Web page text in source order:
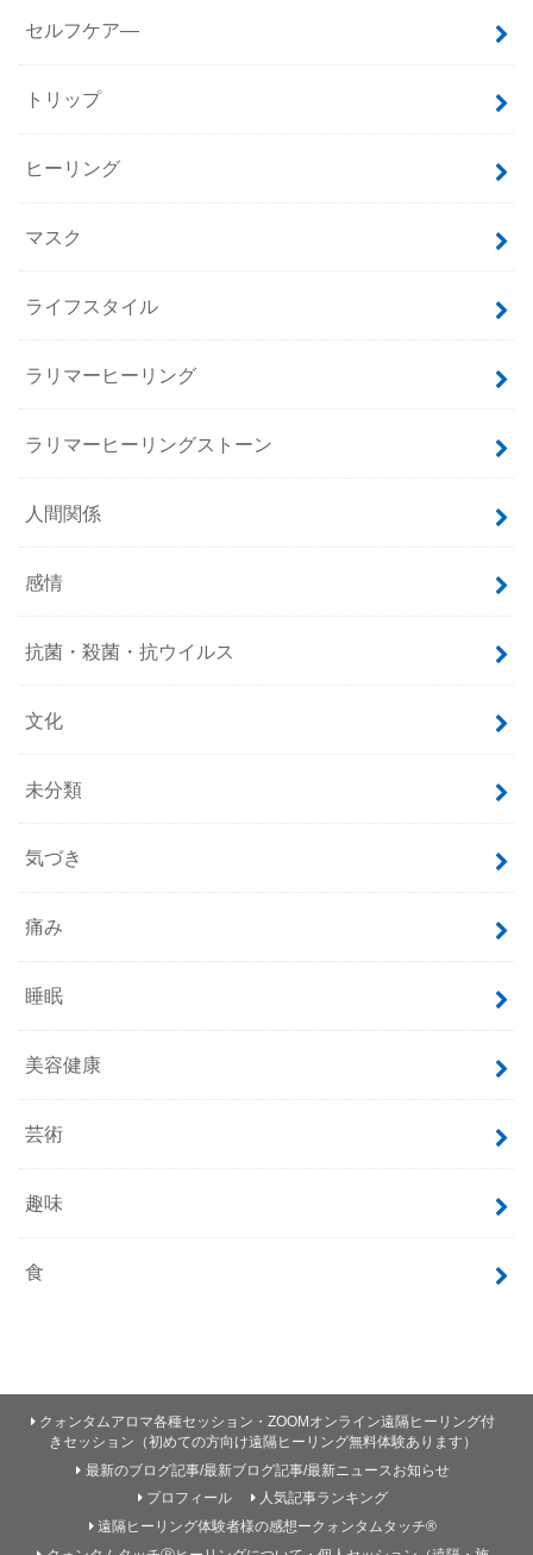
セルフケア―
トリップ
ヒーリング
マスク
ライフスタイル
ラリマーヒーリング
ラリマーヒーリングストーン
人間関係
感情
抗菌・殺菌・抗ウイルス
文化
未分類
気づき
痛み
睡眠
美容健康
芸術
趣味
食
クォンタムアロマ各種セッション・ZOOMオンライン遠隔ヒーリング付
きセッション（初めての方向け遠隔ヒーリング無料体験あります）
最新のブログ記事/最新ブログ記事/最新ニュースお知らせ
プロフィール
人気記事ランキング
遠隔ヒーリング体験者様の感想ークォンタムタッチ®